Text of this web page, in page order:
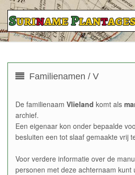
Familienamen / V
De familienaam Vlieland komt als
archief.
Een eigenaar kon onder bepaalde
besluiten een tot slaaf gemaakte vrij
Voor verdere informatie over de
personen met deze achternaam kunt